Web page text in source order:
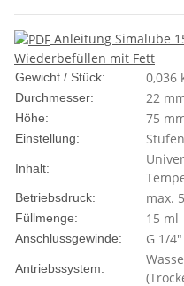
Anleitung Simalube
Wiederbefüllen mit Fett
Gewicht / Stück: 0,036
Durchmesser: 22
Höhe: 75
Einstellung:
Inhalt:
Betriebsdruck: max.
Füllmenge: 15 ml
Anschlussgewinde: G 1/4"
Antriebssystem: